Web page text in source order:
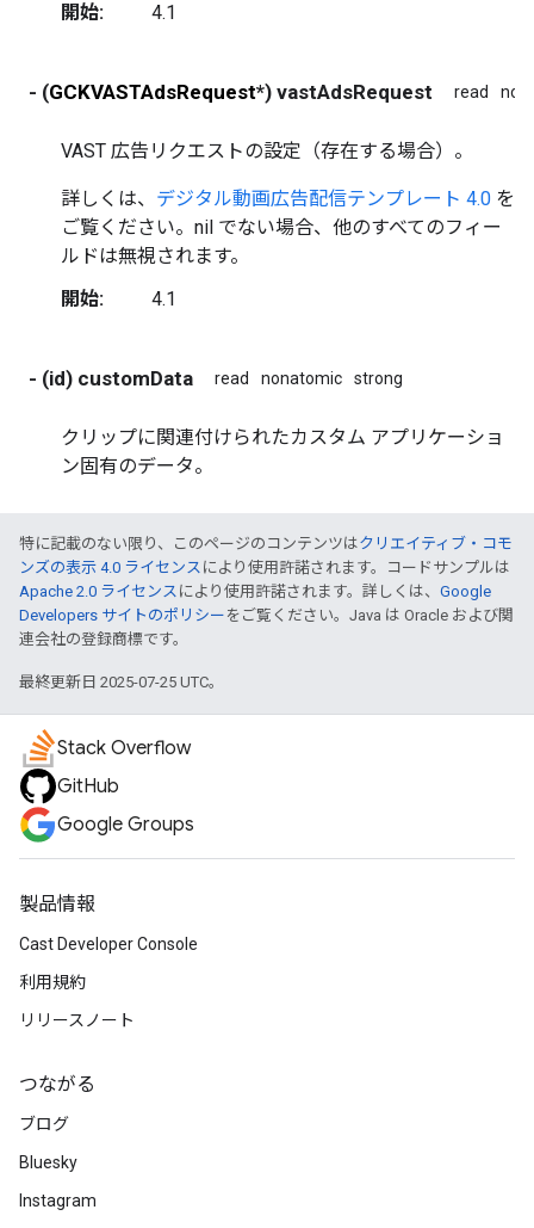
開始:
4.1
- (GCKVASTAdsRequest*) vastAdsRequest read
VAST 広告リクエストの設定（存在する場合）。
詳しくは、 デジタル動画広告配信テンプレート 4.0 を
ご覧ください。nil でない場合、他のすべてのフィー
ルドは無視されます。
開始:
4.1
- (id) customData read nonatomic strong
クリップに関連付けられたカスタム アプリケーショ
ン固有のデータ。
特に記載のない限り、このページのコンテンツはクリエイティブ・コモ
ンズの表示 4.0 ライセンス により使用許諾されます。コードサンプルは
Apache 2.0 ライセンス により使用許諾されます。詳しくは、 Google
Developers サイトのポリシー をご覧ください。Java は Oracle および関
連会社の登録商標です。
最終更新日 2025-07-25 UTC。
Stack Overflow
GitHub
Google Groups
製品情報
Cast Developer Console
利用規約
リリースノート
つながる
ブログ
Bluesky
Instagram